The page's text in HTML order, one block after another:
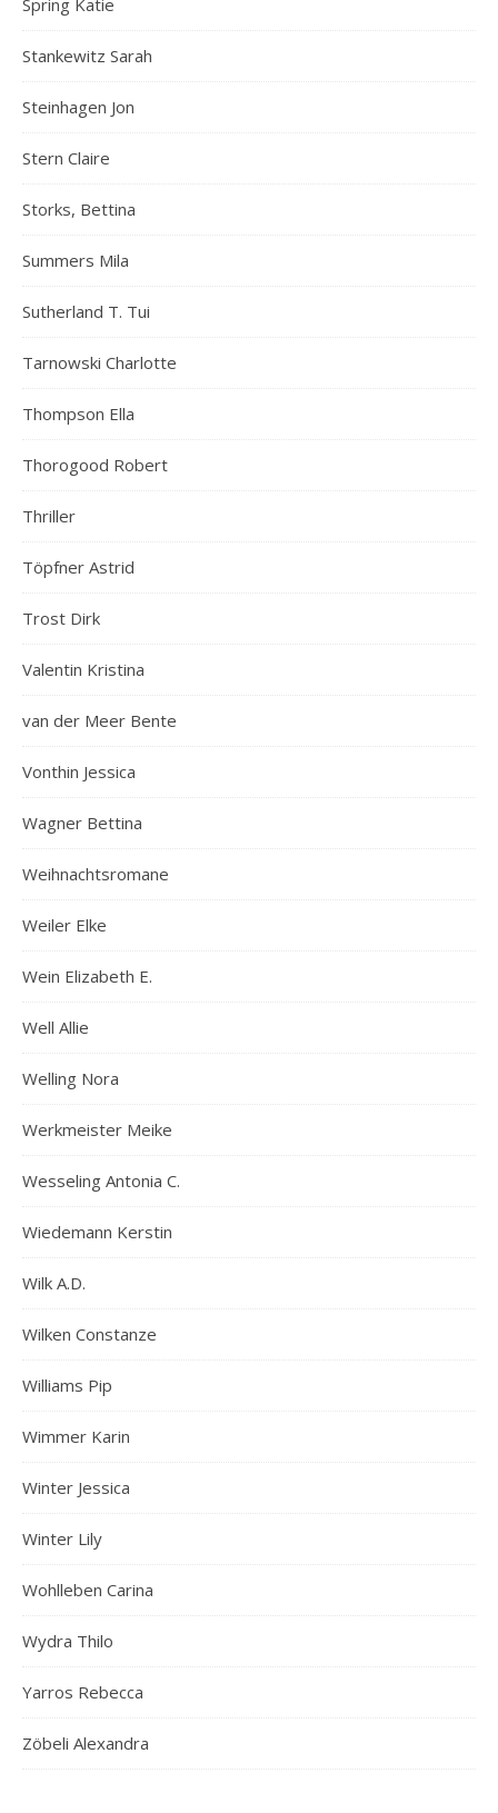
Spring Katie
Stankewitz Sarah
Steinhagen Jon
Stern Claire
Storks, Bettina
Summers Mila
Sutherland T. Tui
Tarnowski Charlotte
Thompson Ella
Thorogood Robert
Thriller
Töpfner Astrid
Trost Dirk
Valentin Kristina
van der Meer Bente
Vonthin Jessica
Wagner Bettina
Weihnachtsromane
Weiler Elke
Wein Elizabeth E.
Well Allie
Welling Nora
Werkmeister Meike
Wesseling Antonia C.
Wiedemann Kerstin
Wilk A.D.
Wilken Constanze
Williams Pip
Wimmer Karin
Winter Jessica
Winter Lily
Wohlleben Carina
Wydra Thilo
Yarros Rebecca
Zöbeli Alexandra